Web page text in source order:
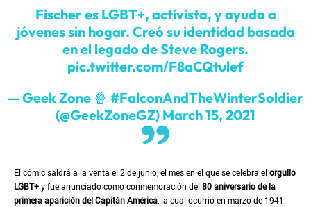
Fischer es LGBT+, activista, y ayuda a
jóvenes sin hogar. Creó su identidad basada
en el legado de Steve Rogers.
pic.twitter.com/F8aCQtulef
— Geek Zone 🍿 #FalconAndTheWinterSoldier
(@GeekZoneGZ) March 15, 2021
El cómic saldrá a la venta el 2 de junio, el mes en el que se celebra elorgullo
LGBT+y fue anunciado como conmemoración del80 aniversario de la
primera aparición del Capitán América , la cual ocurrió en marzo de 1941.